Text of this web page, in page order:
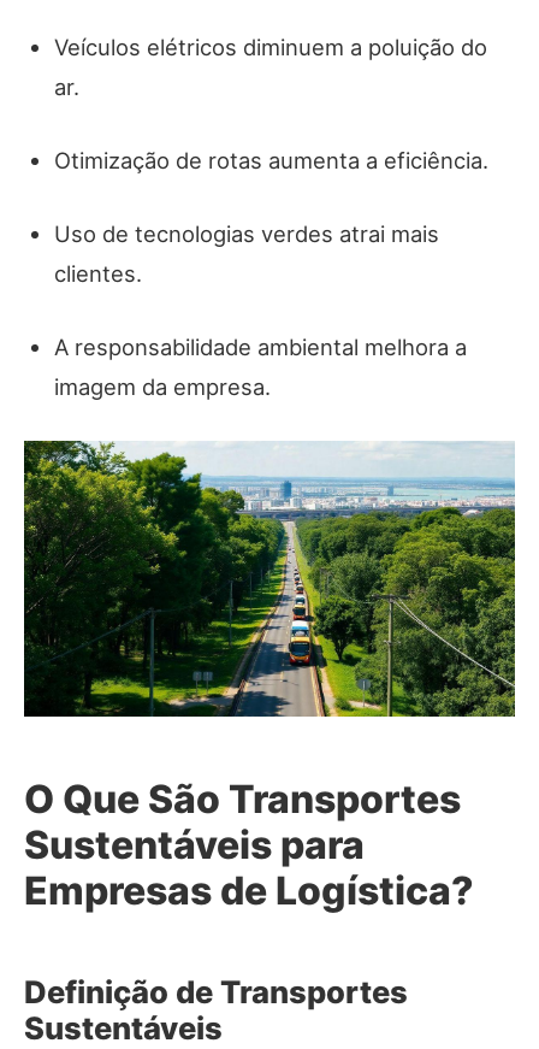
Veículos elétricos diminuem a poluição do
ar.
Otimização de rotas aumenta a eficiência.
Uso de tecnologias verdes atrai mais
clientes.
A responsabilidade ambiental melhora a
imagem da empresa.
O Que São Transportes
Sustentáveis para
Empresas de Logística?
Definição de Transportes
Sustentáveis